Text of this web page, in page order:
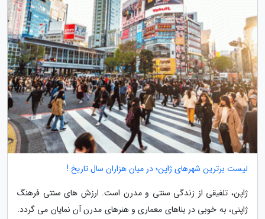
لیست برترین شهرهای ژاپن؛ در میان هزاران سال تاریخ !
ژاپن، تلفیقی از زندگی سنتی و مدرن است. ارزش های سنتی فرهنگ
ژاپنی، به خوبی در بناهای معماری و هنرهای مدرن آن نمایان می گردد.